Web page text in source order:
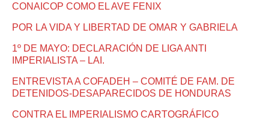
CONAICOP COMO EL AVE FENIX
POR LA VIDA Y LIBERTAD DE OMAR Y GABRIELA
1º DE MAYO: DECLARACIÓN DE LIGA ANTI
IMPERIALISTA – LAI.
ENTREVISTA A COFADEH – COMITÉ DE FAM. DE
DETENIDOS-DESAPARECIDOS DE HONDURAS
CONTRA EL IMPERIALISMO CARTOGRÁFICO